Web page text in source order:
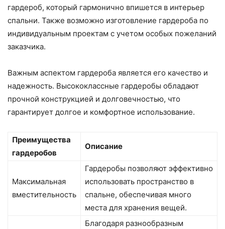
гардероб, который гармонично впишется в интерьер
спальни. Также возможно изготовление гардероба по
индивидуальным проектам с учетом особых пожеланий
заказчика.
Важным аспектом гардероба является его качество и
надежность. Высококлассные гардеробы обладают
прочной конструкцией и долговечностью, что
гарантирует долгое и комфортное использование.
Преимущества
гардеробов
Описание
Максимальная
вместительность
Гардеробы позволяют эффективно
использовать пространство в
спальне, обеспечивая много
места для хранения вещей.
Благодаря разнообразным